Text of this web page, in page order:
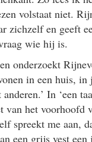
volstaat niet.
zichzelf en geeft
wie hij is.
onderzoekt
in een huis, in
In ‘een
van het voorhoofd
spreekt me aan,
een grijs vest een